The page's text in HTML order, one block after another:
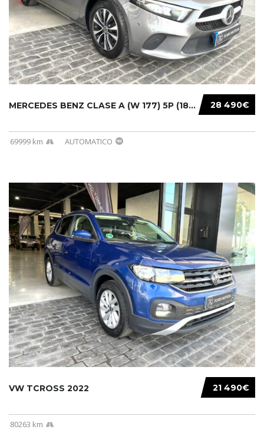
28 490€
MERCEDES BENZ CLASE A (W 177) 5P (18-) 2020....
69999 km AUTOMATICO
21 490€
VW TCROSS 2022
80263 km